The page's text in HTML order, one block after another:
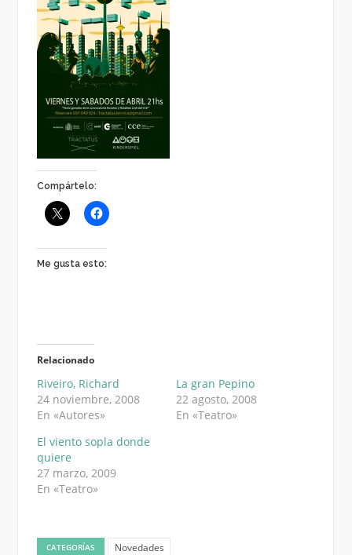
Compártelo:
Me gusta esto:
Relacionado
Riveiro, Richard
24 noviembre, 2008
En «Autores»
La gran Pepino
22 agosto, 2008
En «Teatro»
El viento sopla donde
quiere
27 marzo, 2009
En «Teatro»
CATEGORÍAS Novedades